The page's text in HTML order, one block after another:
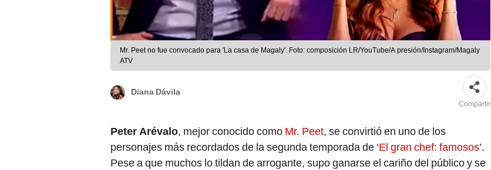
Mr. Peet no fue convocado para 'La casa de Magaly'. Foto: composición LR/YouTube/A presión/Instagram/Magaly
ATV
Diana Dávila
Compartir
Peter Arévalo, mejor conocido como Mr. Peet, se convirtió en uno de los
personajes más recordados de la segunda temporada de ‘El gran chef: famosos’.
Pese a que muchos lo tildan de arrogante, supo ganarse el cariño del público y se